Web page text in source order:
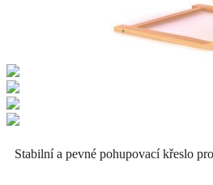
Stabilní a pevné pohupovací křeslo